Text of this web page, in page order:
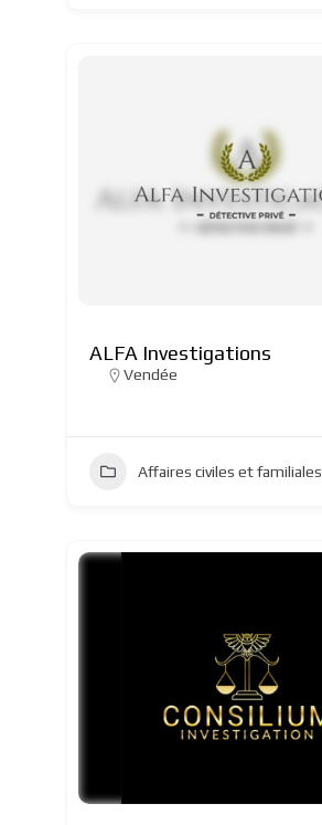
ALFA Investigations
Vendée
Affaires civiles et familiales